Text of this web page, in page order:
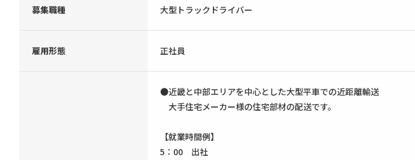
募集職種 大型トラックドライバー
雇用形態 正社員
●近畿と中部エリアを中心とした大型平車での近距離輸送
大手住宅メーカー様の住宅部材の配送です。
【就業時間例】
5：00 出社